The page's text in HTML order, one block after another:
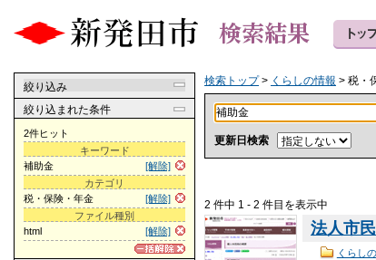
絞り込み
絞り込まれた条件
2件ヒット
キーワード
[解除]
補助金
カテゴリ
[解除]
税・保険・年金
ファイル種別
[解除]
html
検索トップ> くらしの情報 > 税・
更新日検索
2 件中 1 - 2 件目を表示中
法人市
くらし